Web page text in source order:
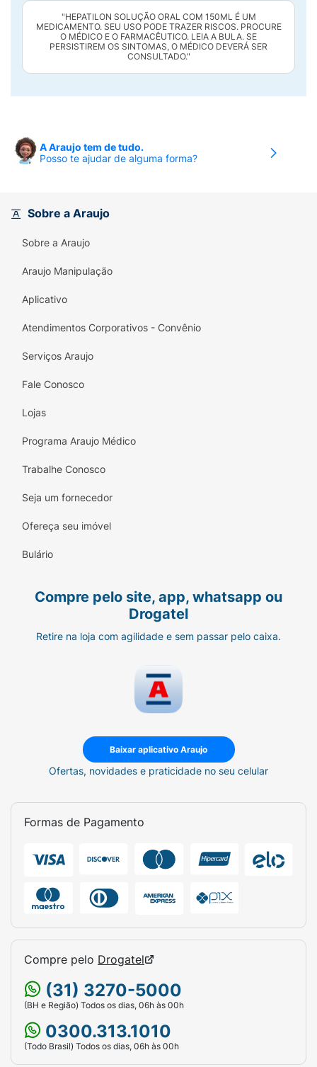
"HEPATILON SOLUÇÃO ORAL COM 150ML É UM
MEDICAMENTO. SEU USO PODE TRAZER RISCOS. PROCURE
O MÉDICO E O FARMACÊUTICO. LEIA A BULA. SE
PERSISTIREM OS SINTOMAS, O MÉDICO DEVERÁ SER
CONSULTADO."
A Araujo tem de tudo.
Posso te ajudar de alguma forma?
Sobre a Araujo
Sobre a Araujo
Araujo Manipulação
Aplicativo
Atendimentos Corporativos - Convênio
Serviços Araujo
Fale Conosco
Lojas
Programa Araujo Médico
Trabalhe Conosco
Seja um fornecedor
Ofereça seu imóvel
Bulário
Compre pelo site, app, whatsapp ou
Drogatel
Retire na loja com agilidade e sem passar pelo caixa.
Baixar aplicativo Araujo
Ofertas, novidades e praticidade no seu celular
Formas de Pagamento
Compre pelo Drogatel
(31) 3270-5000
(BH e Região) Todos os dias, 06h às 00h
0300.313.1010
(Todo Brasil) Todos os dias, 06h às 00h